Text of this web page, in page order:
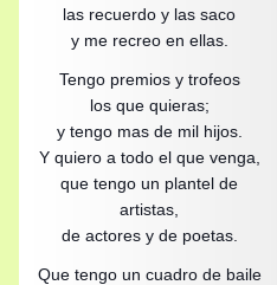
las recuerdo y las saco
y me recreo en ellas.
Tengo premios y trofeos
los que quieras;
y tengo mas de mil hijos.
Y quiero a todo el que venga,
que tengo un plantel de
artistas,
de actores y de poetas.
Que tengo un cuadro de baile